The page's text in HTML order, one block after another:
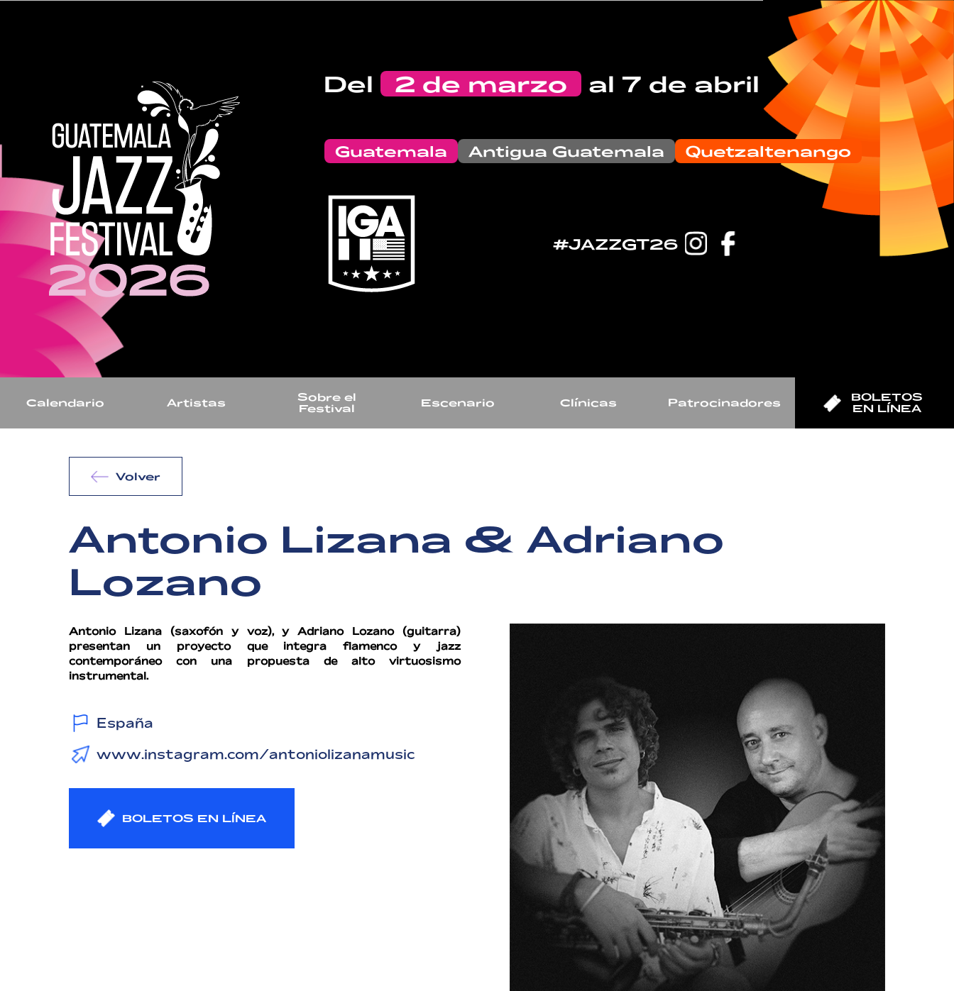
Del 2 de marzo al 7 de abril
Guatemala Antigua Guatemala Quetzaltenango
#JAZZGT26
Calendario Artistas
Sobre el
Festival
Escenario Clínicas Patrocinadores
BOLETOS
EN LÍNEA
Volver
Antonio Lizana & Adriano
Lozano
Antonio Lizana (saxofón y voz), y Adriano Lozano (guitarra)
presentan un proyecto que integra flamenco y jazz
contemporáneo con una propuesta de alto virtuosismo
instrumental.
España
www.instagram.com/antoniolizanamusic
BOLETOS EN LÍNEA